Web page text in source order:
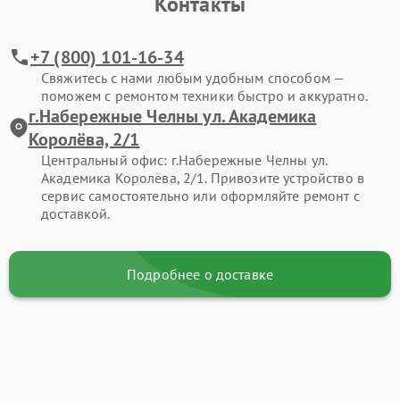
+7 (800) 101-16-34
Свяжитесь с нами любым удобным способом —
поможем с ремонтом техники быстро и аккуратно.
г.Набережные Челны ул. Академика
Королёва, 2/1
Центральный офис: г.Набережные Челны ул.
Академика Королёва, 2/1. Привозите устройство в
сервис самостоятельно или оформляйте ремонт с
доставкой.
Подробнее о доставке